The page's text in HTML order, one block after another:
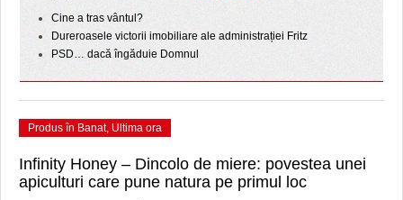
Cine a tras vântul?
Dureroasele victorii imobiliare ale administrației Fritz
PSD… dacă îngăduie Domnul
Produs în Banat, Ultima ora
Infinity Honey – Dincolo de miere: povestea unei
apiculturi care pune natura pe primul loc